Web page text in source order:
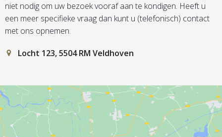
niet nodig om uw bezoek vooraf aan te kondigen. Heeft u
een meer specifieke vraag dan kunt u (telefonisch) contact
met ons opnemen.
Locht 123, 5504 RM Veldhoven